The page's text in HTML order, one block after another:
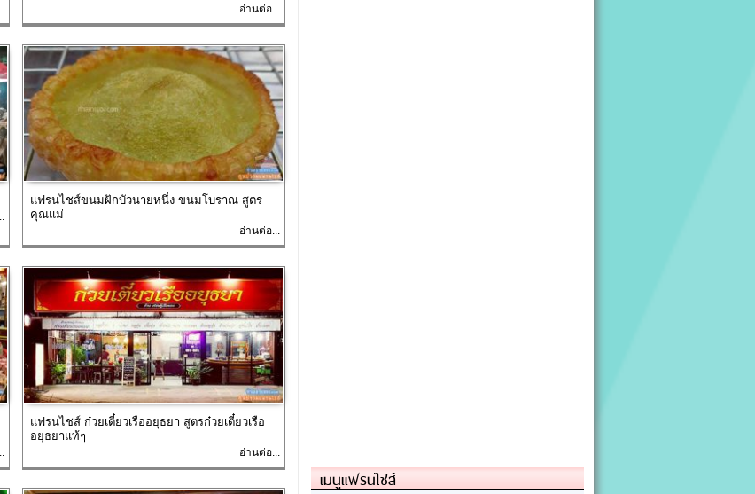
อ่านต่อ...
แฟรนไชส์ขนมฝักบัวนายหนึ่ง ขนมโบราณ สูตร
คุณแม่
อ่านต่อ...
แฟรนไชส์ ก๋วยเตี๋ยวเรืออยุธยา สูตรก๋วยเตี๋ยวเรือ
อยุธยาแท้ๆ
อ่านต่อ...
เมนูแฟรนไชส์